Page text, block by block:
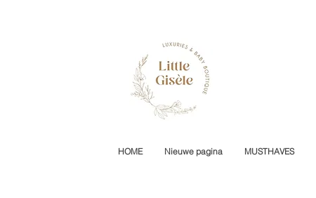
HOME Nieuwe pagina MUSTHAVES